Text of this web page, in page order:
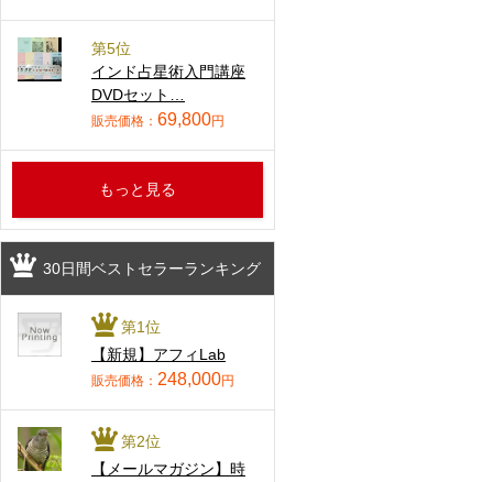
第5位
インド占星術入門講座
DVDセット…
販売価格： 69,800円
もっと見る
30日間ベストセラーランキング
第1位
【新規】アフィLab
販売価格： 248,000円
第2位
【メールマガジン】時